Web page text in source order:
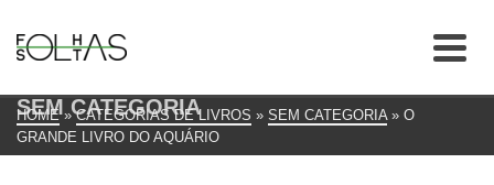
SEM CATEGORIA
HOME » CATEGORIAS DE LIVROS » SEM CATEGORIA » O
GRANDE LIVRO DO AQUÁRIO